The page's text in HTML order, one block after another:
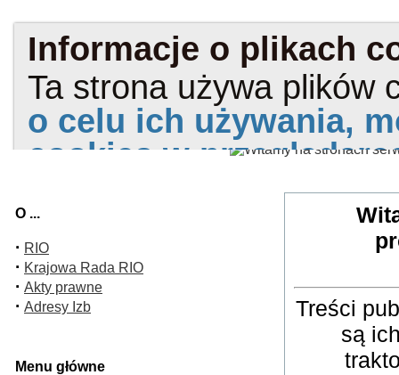
O ...
· RIO
· Krajowa Rada RIO
· Akty prawne
· Adresy Izb
Menu główne
Treści
są